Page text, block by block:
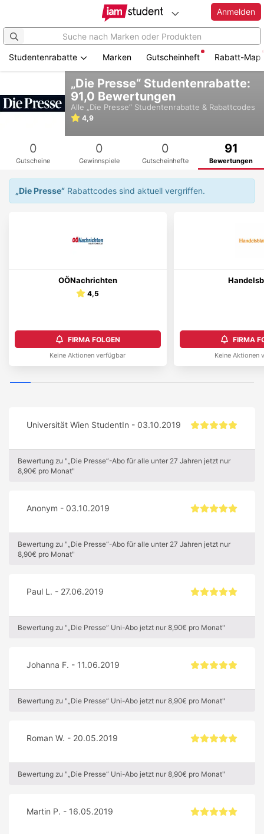
springen
Anmelden
Studentenrabatte Marken Gutscheinheft Rabatt-Map
„Die Presse“ Studentenrabatte:
91,0 Bewertungen
Alle „Die Presse“ Studentenrabatte & Rabattcodes
4,9
0
Gutscheine
0
Gewinnspiele
0
Gutscheinhefte
91
Bewertungen
„Die Presse“ Rabattcodes sind aktuell vergriffen.
OÖNachrichten
4,5
FIRMA FOLGEN
Keine Aktionen verfügbar
FIRMA
Keine Aktionen
Universität Wien StudentIn - 03.10.2019
Bewertung zu "„Die Presse“-Abo für alle unter 27 Jahren jetzt nur
8,90€ pro Monat"
Anonym - 03.10.2019
Bewertung zu "„Die Presse“-Abo für alle unter 27 Jahren jetzt nur
8,90€ pro Monat"
Paul L. - 27.06.2019
Bewertung zu "„Die Presse“ Uni-Abo jetzt nur 8,90€ pro Monat"
Johanna F. - 11.06.2019
Bewertung zu "„Die Presse“ Uni-Abo jetzt nur 8,90€ pro Monat"
Roman W. - 20.05.2019
Bewertung zu "„Die Presse“ Uni-Abo jetzt nur 8,90€ pro Monat"
Martin P. - 16.05.2019